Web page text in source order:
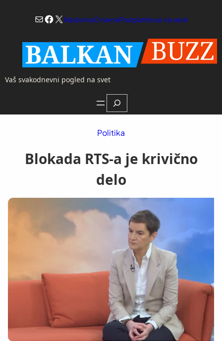
Mail
Facebook
X NaslovnaO namaPretplatite se na vesti
Vaš svakodnevni pogled na svet
Search
Politika
Blokada RTS-a je krivično
delo